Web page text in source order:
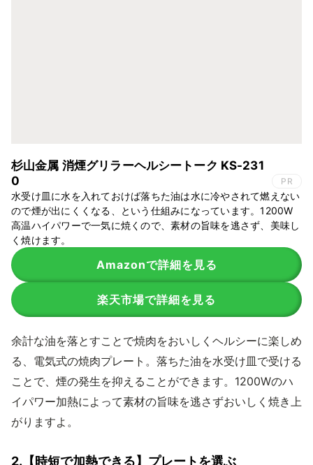
杉山金属 消煙グリラーヘルシートーク KS-231
0
PR
水受け皿に水を入れておけば落ちた油は水に冷やされて燃えない
ので煙が出にくくなる、という仕組みになっています。1200W
高温ハイパワーで一気に焼くので、素材の旨味を逃さず、美味し
く焼けます。
Amazonで詳細を見る
楽天市場で詳細を見る
余計な油を落とすことで焼肉をおいしくヘルシーに楽しめ
る、電気式の焼肉プレート。落ちた油を水受け皿で受ける
ことで、煙の発生を抑えることができます。1200Wのハ
イパワー加熱によって素材の旨味を逃さずおいしく焼き上
がりますよ。
2.【時短で加熱できる】プレートを選ぶ